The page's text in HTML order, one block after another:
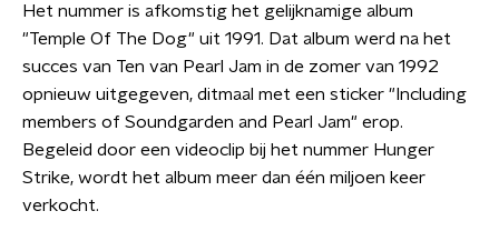
Het nummer is afkomstig het gelijknamige album
"Temple Of The Dog" uit 1991. Dat album werd na het
succes van Ten van Pearl Jam in de zomer van 1992
opnieuw uitgegeven, ditmaal met een sticker "Including
members of Soundgarden and Pearl Jam" erop.
Begeleid door een videoclip bij het nummer Hunger
Strike, wordt het album meer dan één miljoen keer
verkocht.